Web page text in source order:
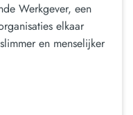
Werkgever, een
elkaar
en menselijker